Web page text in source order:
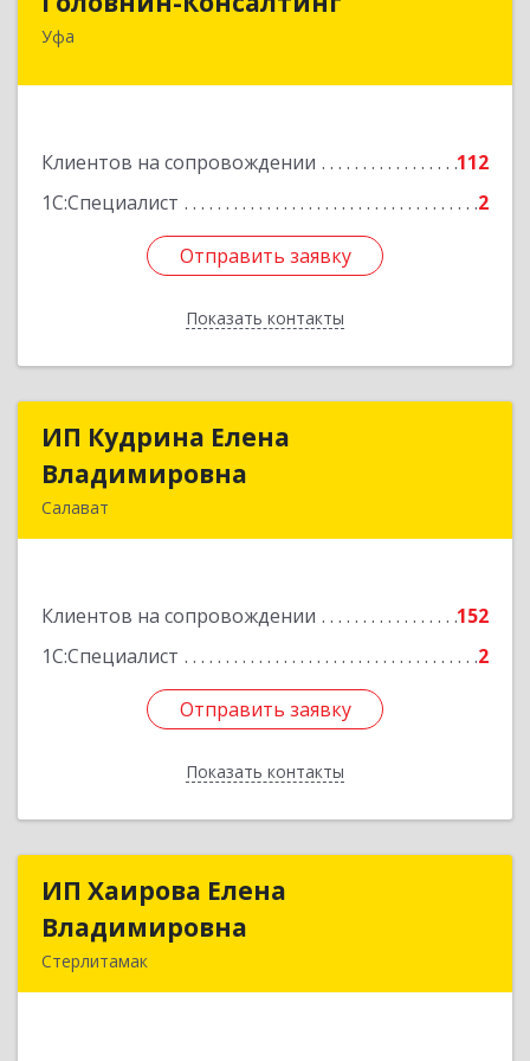
Уфа
Клиентов на сопровождении
112
1С:Специалист
2
Отправить заявку
Показать контакты
450006, Башкортостан Респ, Уфа г, Ленина ул,
Отправить заявку
Назад
ИП Кудрина Елена
Владимировна
Салават
Клиентов на сопровождении
152
1С:Специалист
2
Отправить заявку
Показать контакты
ИП Кудрина Елена
Подробнее
Отправить заявку
Назад
ИП Хаирова Елена
Владимировна
Стерлитамак
ИП Хаирова Елена